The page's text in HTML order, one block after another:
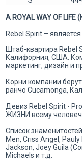
A ROYAL WAY OF
Rebel Spirit –
Штаб-квартира Rebel
Калифорния, США.
маркетинг, дизайн и
Корни компании
ранчо Cucamonga,
Девиз Rebel Spirit -
ЖИЗНИ всему
Список
Men, Criss Angel,
Jackson, Joey Guila
Michaels и т.д.